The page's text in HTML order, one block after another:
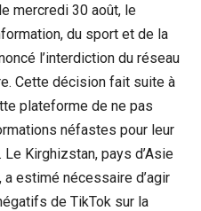
mercredi 30 août, le
du sport et de la
l’interdiction du réseau
Cette décision fait suite à
plateforme de ne pas
néfastes pour leur
Kirghizstan, pays d’Asie
estimé nécessaire d’agir
de TikTok sur la